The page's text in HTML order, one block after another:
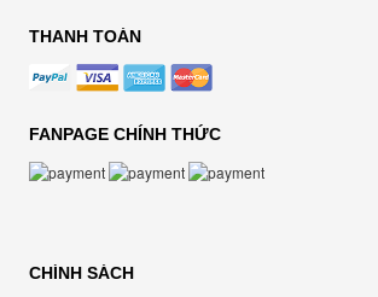
THANH TOÁN
FANPAGE CHÍNH THỨC
CHÍNH SÁCH